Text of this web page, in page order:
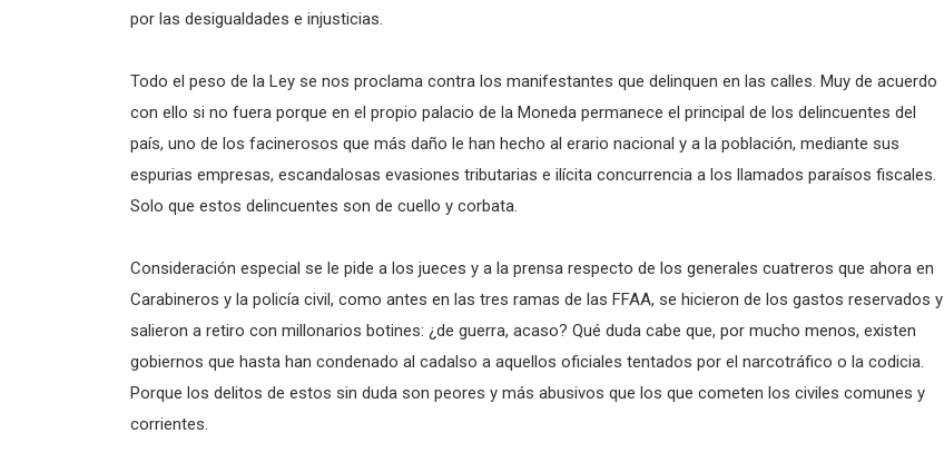
por las desigualdades e injusticias.
Todo el peso de la Ley se nos proclama contra los manifestantes que delinquen en las calles. Muy de acuerdo
con ello si no fuera porque en el propio palacio de la Moneda permanece el principal de los delincuentes del
país, uno de los facinerosos que más daño le han hecho al erario nacional y a la población, mediante sus
espurias empresas, escandalosas evasiones tributarias e ilícita concurrencia a los llamados paraísos fiscales.
Solo que estos delincuentes son de cuello y corbata.
Consideración especial se le pide a los jueces y a la prensa respecto de los generales cuatreros que ahora en
Carabineros y la policía civil, como antes en las tres ramas de las FFAA, se hicieron de los gastos reservados y
salieron a retiro con millonarios botines: ¿de guerra, acaso? Qué duda cabe que, por mucho menos, existen
gobiernos que hasta han condenado al cadalso a aquellos oficiales tentados por el narcotráfico o la codicia.
Porque los delitos de estos sin duda son peores y más abusivos que los que cometen los civiles comunes y
corrientes.